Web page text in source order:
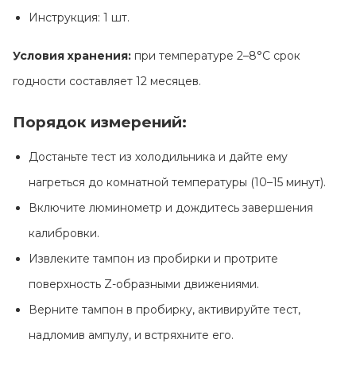
Инструкция: 1 шт.
Условия хранения: при температуре 2–8°C срок
годности составляет 12 месяцев.
Порядок измерений:
Достаньте тест из холодильника и дайте ему
нагреться до комнатной температуры (10–15 минут).
Включите люминометр и дождитесь завершения
калибровки.
Извлеките тампон из пробирки и протрите
поверхность Z-образными движениями.
Верните тампон в пробирку, активируйте тест,
надломив ампулу, и встряхните его.